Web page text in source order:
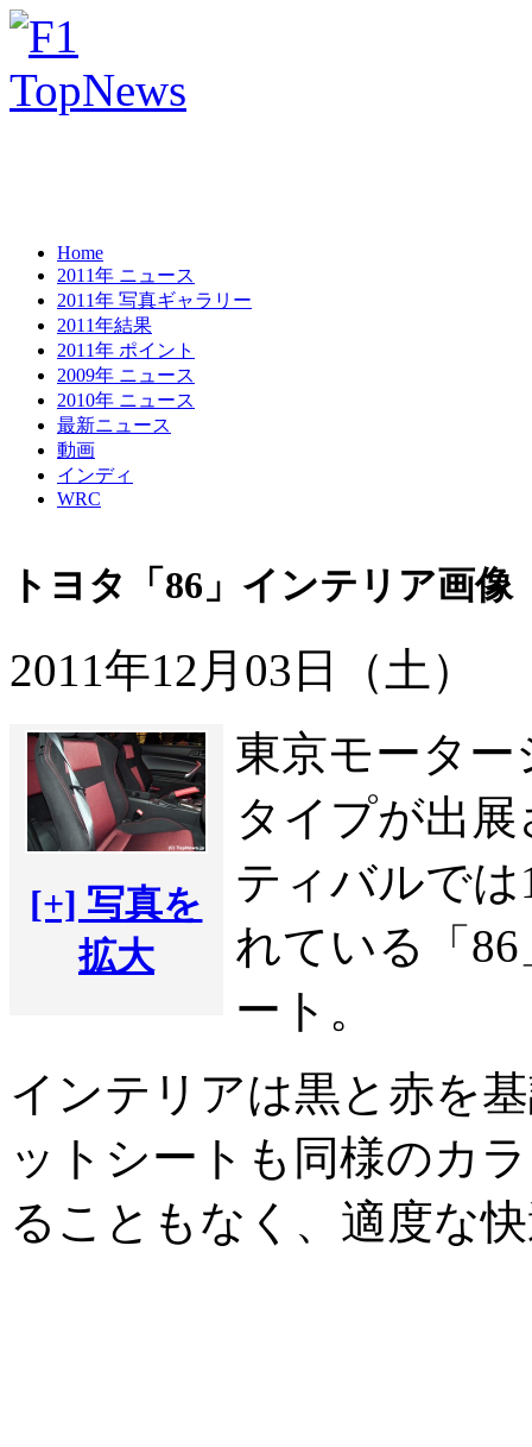
Home
2011年 ニュース
2011年 写真ギャラリー
2011年結果
2011年 ポイント
2009年 ニュース
2010年 ニュース
最新ニュース
動画
インディ
WRC
トヨタ「86」インテリア画像
2011年12月03日（土）
[+] 写真を
拡大
東京モータ
タイプが出
ティバルで
れている「
ート。
インテリアは黒と赤を
ットシートも同様のカ
ることもなく、適度な